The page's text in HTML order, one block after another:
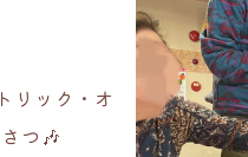
リック・オ
つ🎶